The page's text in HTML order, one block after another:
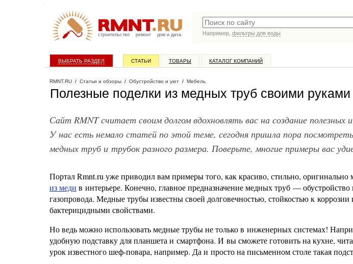
строительство ремонт дом и дача
Например, фильтры для воды
ВЫБРАТЬ РАЗДЕЛ СТАТЬИ ТОВАРЫ КАТАЛОГ КОМПАНИЙ
RMNT.RU / Статьи и обзоры / Обустройство и уют / Мебель
Полезные поделки из медных труб своими руками
Сайт RMNT считает своим долгом вдохновлять вас на создание полезных
У нас есть немало статей по этой теме, сегодня пришла пора
медных труб и трубок разного размера. Поверьте, многие примеры вас
Портал Rmnt.ru уже приводил вам примеры того, как красиво, стильно, оригинально
из меди в интерьере. Конечно, главное предназначение медных труб —
газопровода. Медные трубы известны своей долговечностью, стойкостью к
бактерицидными свойствами.
Но ведь можно использовать медные трубы не только в инженерных системах!
удобную подставку для планшета и смартфона. И вы сможете готовить на кухне,
урок известного шеф-повара, например. Да и просто на письменном столе такая